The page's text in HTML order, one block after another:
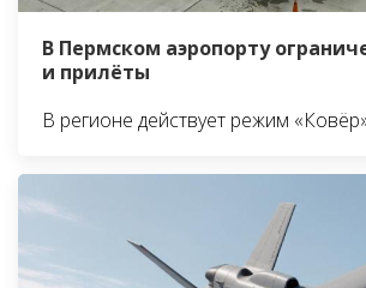
В Пермском аэропорту
и прилёты
В регионе действует режим